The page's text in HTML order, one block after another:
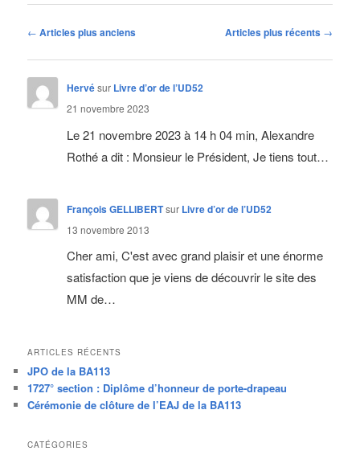
Navigation
articles
← Articles plus anciens Articles plus récents →
Hervésur Livre d’or de l’UD52
21 novembre 2023
Le 21 novembre 2023 à 14 h 04 min, Alexandre
Rothé a dit : Monsieur le Président, Je tiens tout…
François GELLIBERTsur Livre d’or de l’UD52
13 novembre 2013
Cher ami, C'est avec grand plaisir et une énorme
satisfaction que je viens de découvrir le site des
MM de…
ARTICLES RÉCENTS
JPO de la BA113
1727° section : Diplôme d’honneur de porte-drapeau
Cérémonie de clôture de l’EAJ de la BA113
CATÉGORIES